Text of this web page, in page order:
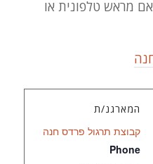
מראש טלפונית או
המארגנ/ת
קבוצת תרגול פרדס חנה
Phone